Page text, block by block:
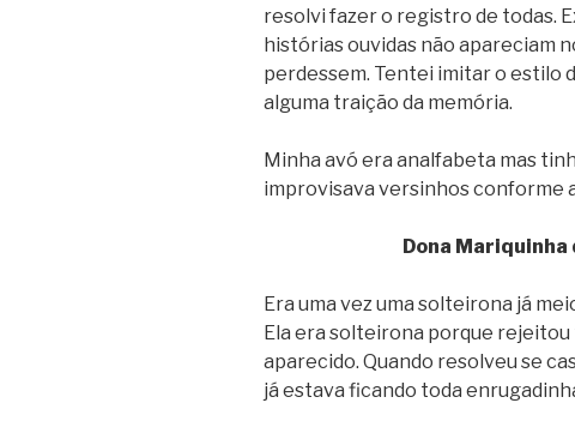
resolvi fazer o registro de todas.
histórias ouvidas não apareciam
perdessem. Tentei imitar o estilo
alguma traição da memória.
Minha avó era analfabeta mas
improvisava versinhos conforme
Dona
Era uma vez uma solteirona já
Ela era solteirona porque
aparecido. Quando resolveu se
já estava ficando toda